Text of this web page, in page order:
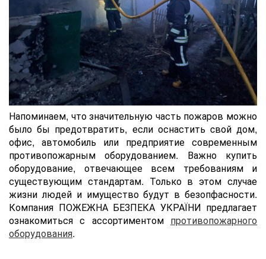
Напоминаем, что значительную часть пожаров можно
было бы предотвратить, если оснастить cвой дом,
офис, автомобиль или предприятие современным
противопожарным оборудованием. Важно купить
оборудование, отвечающее всем требованиям и
существующим стандартам. Только в этом случае
жизни людей и имущество будут в безопфасности.
Компания ПОЖЕЖНА БЕЗПЕКА УКРАЇНИ предлагает
ознакомиться с ассортиментом противопожарного
оборудования.